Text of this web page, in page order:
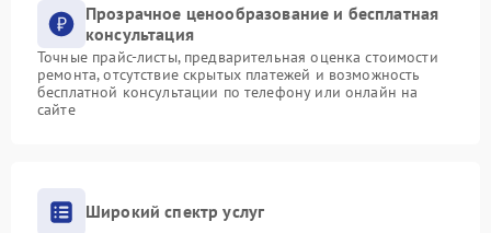
Прозрачное ценообразование и бесплатная
консультация
Точные прайс-листы, предварительная оценка стоимости
ремонта, отсутствие скрытых платежей и возможность
бесплатной консультации по телефону или онлайн на
сайте
Широкий спектр услуг